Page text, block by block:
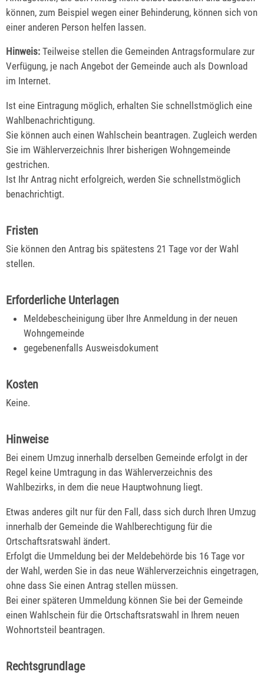
können, zum Beispiel wegen einer Behinderung, können sich von
einer anderen Person helfen lassen.
Hinweis: Teilweise stellen die Gemeinden Antragsformulare zur
Verfügung, je nach Angebot der Gemeinde auch als Download
im Internet.
Ist eine Eintragung möglich, erhalten Sie schnellstmöglich eine
Wahlbenachrichtigung.
Sie können auch einen Wahlschein beantragen. Zugleich werden
Sie im Wählerverzeichnis Ihrer bisherigen Wohngemeinde
gestrichen.
Ist Ihr Antrag nicht erfolgreich, werden Sie schnellstmöglich
benachrichtigt.
Fristen
Sie können den Antrag bis spätestens 21 Tage vor der Wahl
stellen.
Erforderliche Unterlagen
Meldebescheinigung über Ihre Anmeldung in der neuen
Wohngemeinde
gegebenenfalls Ausweisdokument
Kosten
Keine.
Hinweise
Bei einem Umzug innerhalb derselben Gemeinde erfolgt in der
Regel keine Umtragung in das Wählerverzeichnis des
Wahlbezirks, in dem die neue Hauptwohnung liegt.
Etwas anderes gilt nur für den Fall, dass sich durch Ihren Umzug
innerhalb der Gemeinde die Wahlberechtigung für die
Ortschaftsratswahl ändert.
Erfolgt die Ummeldung bei der Meldebehörde bis 16 Tage vor
der Wahl, werden Sie in das neue Wählerverzeichnis eingetragen,
ohne dass Sie einen Antrag stellen müssen.
Bei einer späteren Ummeldung können Sie bei der Gemeinde
einen Wahlschein für die Ortschaftsratswahl in Ihrem neuen
Wohnortsteil beantragen.
Rechtsgrundlage